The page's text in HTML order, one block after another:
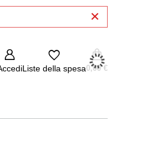
Liste della spesa0,00 €